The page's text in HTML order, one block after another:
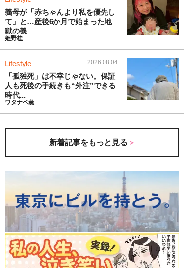
義母が「赤ちゃんより私を優先し
て」と…産後6か月で始まった地
獄の義...
姫野桂
Lifestyle 2026.08.04
「孤独死」は不幸じゃない。保証
人も死後の手続きも“外注”できる
時代...
ワタナベ薫
新着記事をもっと見る